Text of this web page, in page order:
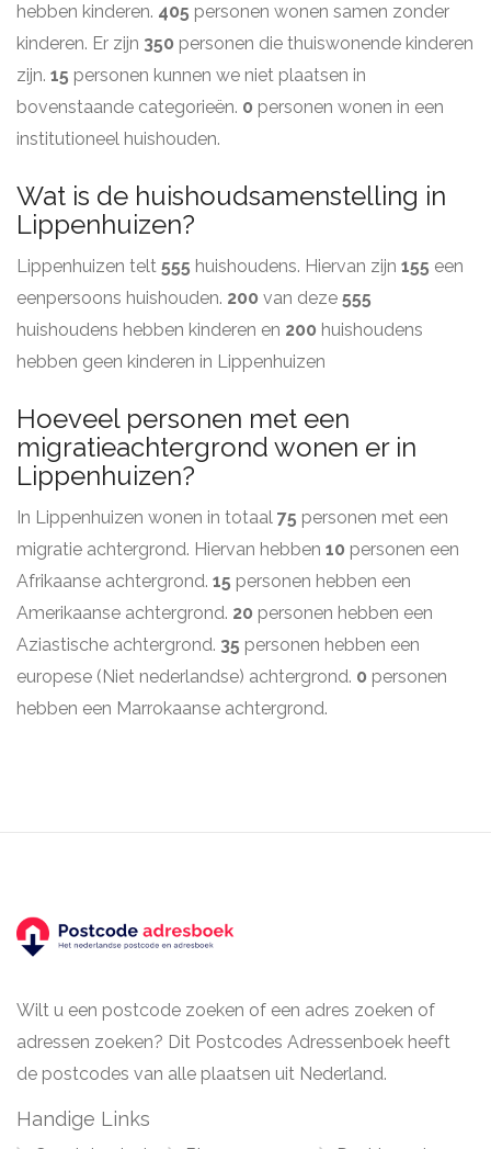
hebben kinderen. 405 personen wonen samen zonder
kinderen. Er zijn 350 personen die thuiswonende kinderen
zijn. 15 personen kunnen we niet plaatsen in
bovenstaande categorieën. 0 personen wonen in een
institutioneel huishouden.
Wat is de huishoudsamenstelling in
Lippenhuizen?
Lippenhuizen telt 555 huishoudens. Hiervan zijn 155 een
eenpersoons huishouden. 200 van deze 555
huishoudens hebben kinderen en 200 huishoudens
hebben geen kinderen in Lippenhuizen
Hoeveel personen met een
migratieachtergrond wonen er in
Lippenhuizen?
In Lippenhuizen wonen in totaal 75 personen met een
migratie achtergrond. Hiervan hebben 10 personen een
Afrikaanse achtergrond. 15 personen hebben een
Amerikaanse achtergrond. 20 personen hebben een
Aziastische achtergrond. 35 personen hebben een
europese (Niet nederlandse) achtergrond. 0 personen
hebben een Marrokaanse achtergrond.
Wilt u een postcode zoeken of een adres zoeken of
adressen zoeken? Dit Postcodes Adressenboek heeft
de postcodes van alle plaatsen uit Nederland.
Handige Links